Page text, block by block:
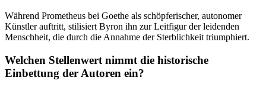
Während Prometheus bei Goethe als schöpferischer, autonomer
Künstler auftritt, stilisiert Byron ihn zur Leitfigur der leidenden
Menschheit, die durch die Annahme der Sterblichkeit triumphiert.
Welchen Stellenwert nimmt die historische
Einbettung der Autoren ein?